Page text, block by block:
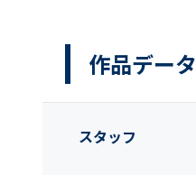
作品データ
スタッフ